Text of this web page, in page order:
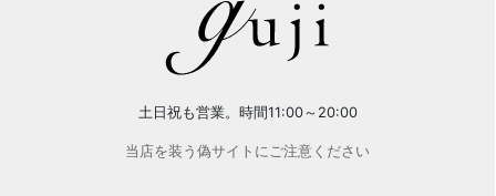
土日祝も営業。時間11:00～20:00
当店を装う偽サイトにご注意ください